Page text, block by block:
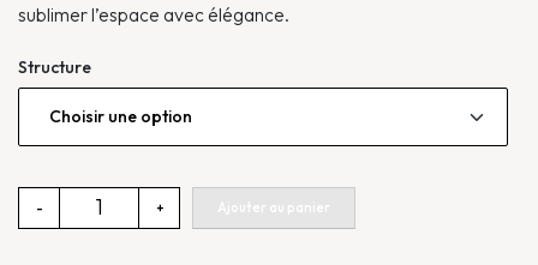
sublimer l’espace avec élégance.
Structure
-
quantité
de
+ Ajouter au panier